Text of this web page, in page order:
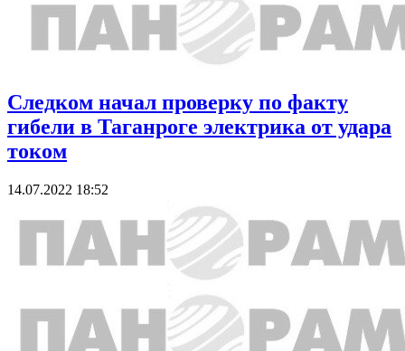
Следком начал проверку по факту
гибели в Таганроге электрика от удара
током
14.07.2022 18:52